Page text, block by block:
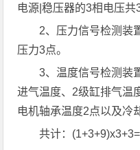
电源|稳压器的3相电压共3
2、压力信号检测装
压力3点。
3、温度信号检测装
进气温度、2级缸排气温
电机轴承温度2点以及冷
共计：